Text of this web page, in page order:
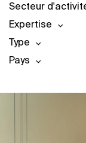
Secteur
Expertise
Type
Pays